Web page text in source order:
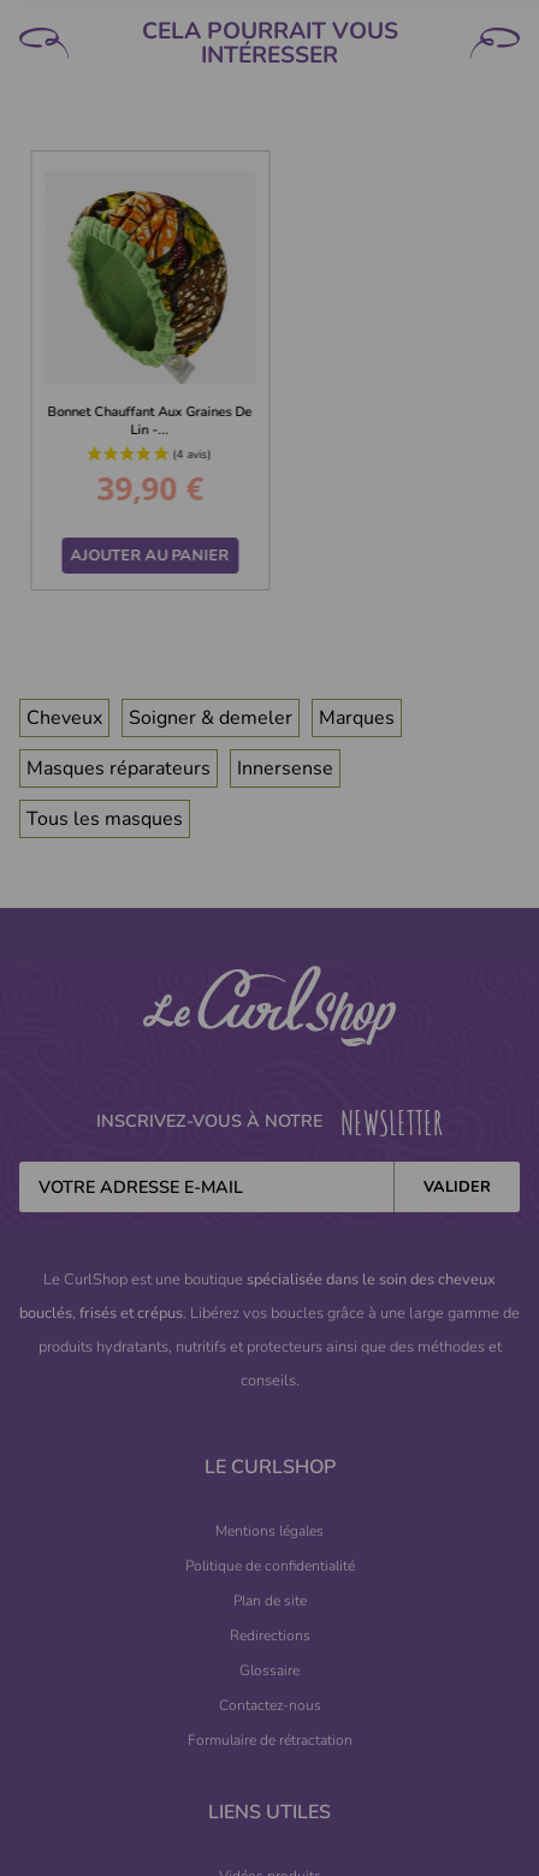
CELA POURRAIT VOUS
INTÉRESSER
Bonnet Chauffant Aux Graines De
Lin -...
Prix
39,90 €
AJOUTER AU PANIER
Cheveux Soigner & demeler
Marques
Masques réparateurs
Innersense
Tous les masques
INSCRIVEZ-VOUS À NOTRE NEWSLETTER
Le CurlShop est une boutique spécialisée dans le soin des cheveux
bouclés, frisés et crépus. Libérez vos boucles grâce à une large gamme de
produits hydratants, nutritifs et protecteurs ainsi que des méthodes et
conseils.
LE CURLSHOP
Mentions légales
Politique de confidentialité
Plan de site
Redirections
Glossaire
Contactez-nous
Formulaire de rétractation
LIENS UTILES